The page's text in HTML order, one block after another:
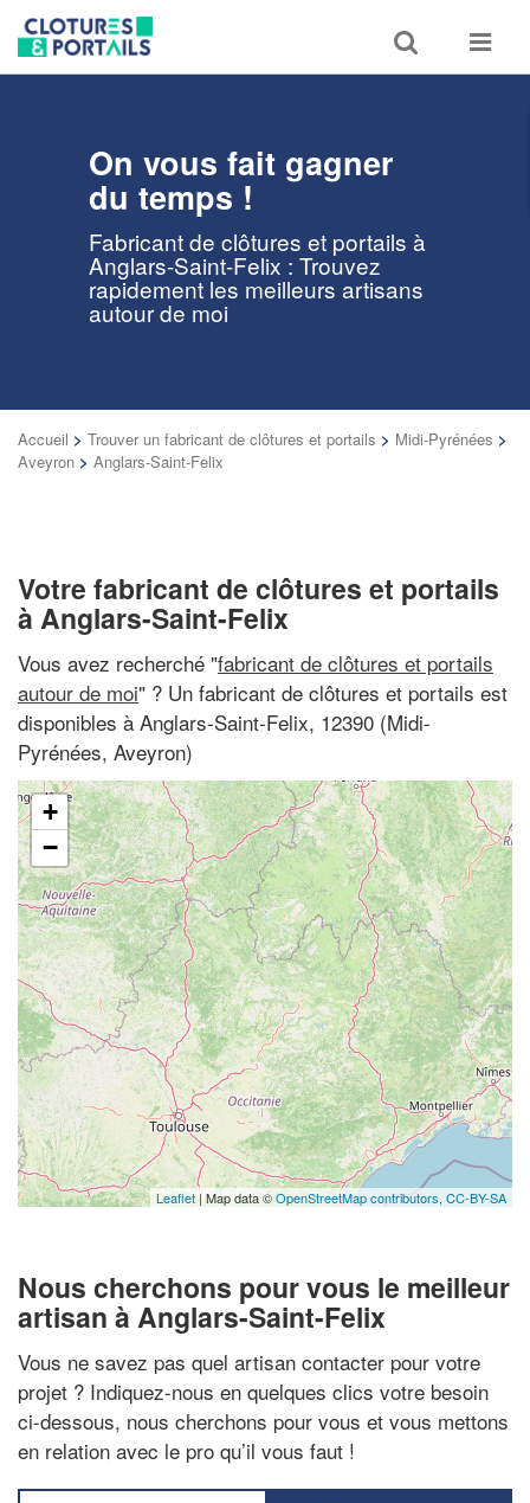
Toggle
search
Toggle
On vous fait gagner
du temps !
Fabricant de clôtures et portails à
Anglars-Saint-Felix : Trouvez
rapidement les meilleurs artisans
autour de moi
Accueil > Trouver un fabricant de clôtures et portails > Midi-Pyrénées >
Aveyron > Anglars-Saint-Felix
Votre fabricant de clôtures et portails
à Anglars-Saint-Felix
Vous avez recherché "fabricant de clôtures et portails
autour de moi" ? Un fabricant de clôtures et portails est
disponibles à Anglars-Saint-Felix, 12390 (Midi-
Pyrénées, Aveyron)
+
−
Leaflet| Map data ©OpenStreetMap contributors, CC-BY-SA
Nous cherchons pour vous le meilleur
artisan à Anglars-Saint-Felix
Vous ne savez pas quel artisan contacter pour votre
projet ? Indiquez-nous en quelques clics votre besoin
ci-dessous, nous cherchons pour vous et vous mettons
en relation avec le pro qu’il vous faut !